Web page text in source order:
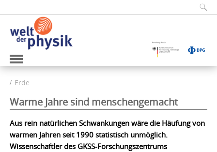
Erde
Warme Jahre sind menschengemacht
Aus rein natürlichen Schwankungen wäre die Häufung von
warmen Jahren seit 1990 statistisch unmöglich.
Wissenschaftler des GKSS-Forschungszentrums